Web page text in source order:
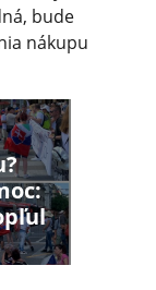
bude
nákupu